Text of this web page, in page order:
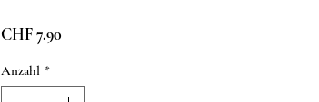
CHF 7.90
Anzahl *